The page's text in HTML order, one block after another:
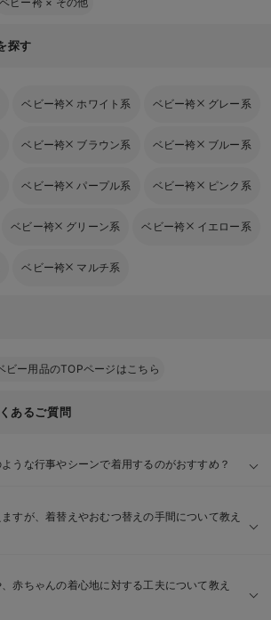
探す
ベビー袴 ホワイト系 ベビー袴 グレー系
ベビー袴 ブラウン系 ベビー袴 ブルー系
ベビー袴 パープル系 ベビー袴 ピンク系
ベビー袴 グリーン系 ベビー袴 イエロー系
ベビー袴 マルチ系
ビー用品のTOPページはこちら
あるご質問
うな行事やシーンで着用するのがおすすめ？
すが、着替えやおむつ替えの手間について教え
赤ちゃんの着心地に対する工夫について教え